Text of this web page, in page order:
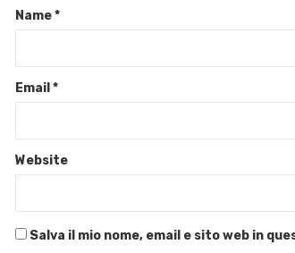
Name*
Email *
Website
Salva il mio nome, email e sito web in